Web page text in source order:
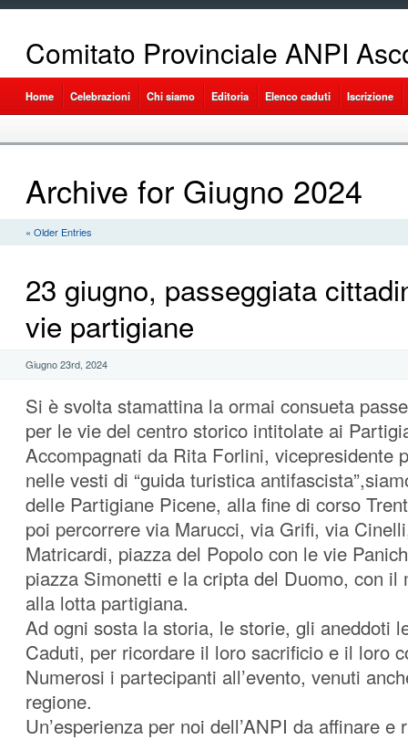
Comitato Provinciale ANPI
Home Celebrazioni Chi siamo Editoria Elenco caduti Iscrizione
Archive for Giugno 2024
« Older Entries
23 giugno, passeggiata
vie partigiane
Giugno 23rd, 2024
Si è svolta stamattina la ormai consueta
per le vie del centro storico intitolate ai
Accompagnati da Rita Forlini, vicepresidente
nelle vesti di “guida turistica
delle Partigiane Picene, alla fine di corso
poi percorrere via Marucci, via Grifi, via
Matricardi, piazza del Popolo con le vie
piazza Simonetti e la cripta del Duomo, con il
alla lotta partigiana.
Ad ogni sosta la storia, le storie, gli aneddoti
Caduti, per ricordare il loro sacrificio e il loro
Numerosi i partecipanti all’evento, venuti
regione.
Un’esperienza per noi dell’ANPI da affinare e